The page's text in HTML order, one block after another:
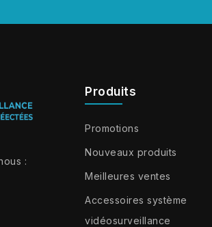
:
Produits
Promotions
Nouveaux produits
Meilleures ventes
Accessoires système
vidéosurveillance